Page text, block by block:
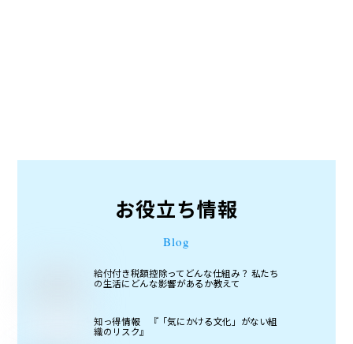
お役立ち情報
Blog
給付付き税額控除ってどんな仕組み？ 私たち
の生活にどんな影響があるか教えて
知っ得情報 『「気にかける文化」がない組
織のリスク』